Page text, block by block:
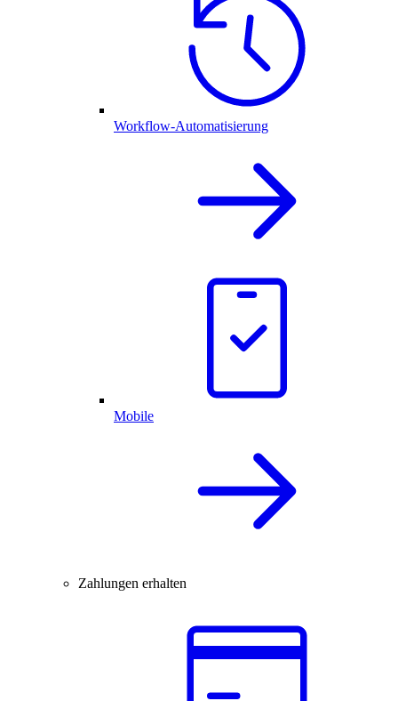
Workflow-Automatisierung
Mobile
Zahlungen erhalten